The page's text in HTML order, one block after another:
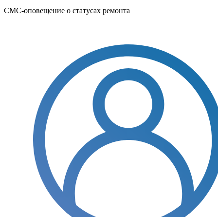
СМС-оповещение о статусах ремонта